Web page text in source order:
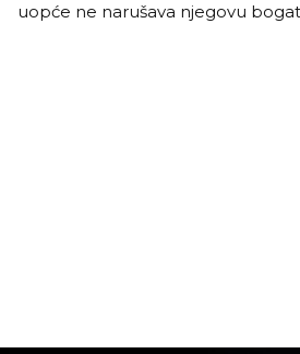
uopće ne narušava njegovu